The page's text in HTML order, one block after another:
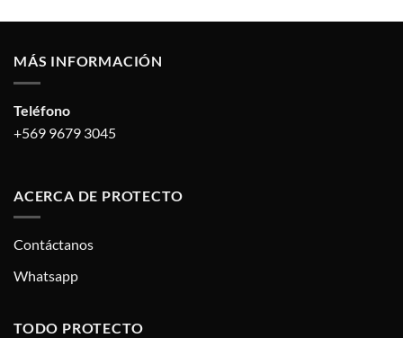
MÁS INFORMACIÓN
Teléfono
+569 9679 3045
ACERCA DE PROTECTO
Contáctanos
Whatsapp
TODO PROTECTO